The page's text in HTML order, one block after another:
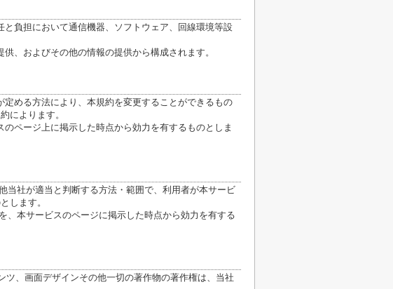
と負担において通信機器、ソフトウェア、回線環境等設
、およびその他の情報の提供から構成されます。
定める方法により、本規約を変更することができるもの
によります。
のページ上に掲示した時点から効力を有するものとしま
当社が適当と判断する方法・範囲で、利用者が本サービ
します。
、本サービスのページに掲示した時点から効力を有する
、画面デザインその他一切の著作物の著作権は、当社